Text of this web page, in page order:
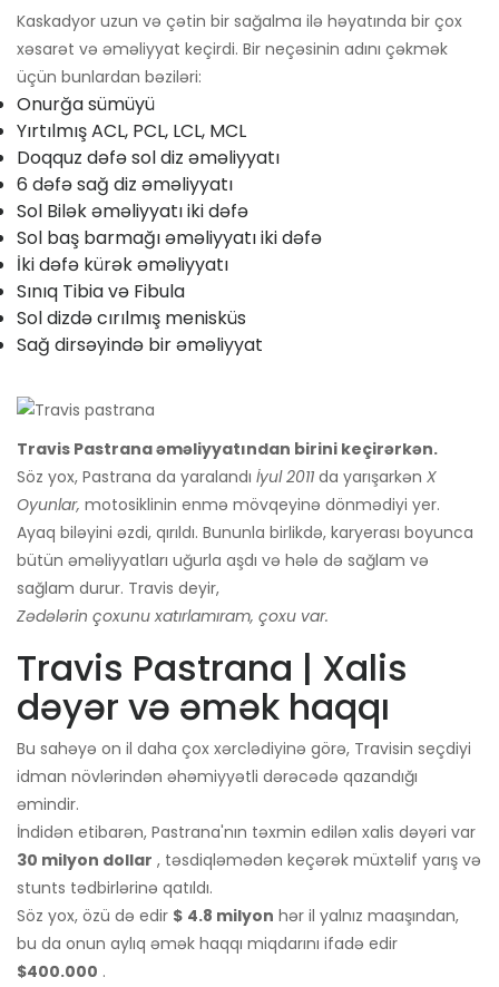
Kaskadyor uzun və çətin bir sağalma ilə həyatında bir çox
xəsarət və əməliyyat keçirdi. Bir neçəsinin adını çəkmək
üçün bunlardan bəziləri:
Onurğa sümüyü
Yırtılmış ACL, PCL, LCL, MCL
Doqquz dəfə sol diz əməliyyatı
6 dəfə sağ diz əməliyyatı
Sol Bilək əməliyyatı iki dəfə
Sol baş barmağı əməliyyatı iki dəfə
İki dəfə kürək əməliyyatı
Sınıq Tibia və Fibula
Sol dizdə cırılmış menisküs
Sağ dirsəyində bir əməliyyat
Travis Pastrana əməliyyatından birini keçirərkən.
Söz yox, Pastrana da yaralandı İyul 2011 da yarışarkən X
Oyunlar, motosiklinin enmə mövqeyinə dönmədiyi yer.
Ayaq biləyini əzdi, qırıldı. Bununla birlikdə, karyerası boyunca
bütün əməliyyatları uğurla aşdı və hələ də sağlam və
sağlam durur. Travis deyir,
Zədələrin çoxunu xatırlamıram, çoxu var.
Travis Pastrana | Xalis
dəyər və əmək haqqı
Bu sahəyə on il daha çox xərclədiyinə görə, Travisin seçdiyi
idman növlərindən əhəmiyyətli dərəcədə qazandığı
əmindir.
İndidən etibarən, Pastrana'nın təxmin edilən xalis dəyəri var
30 milyon dollar , təsdiqləmədən keçərək müxtəlif yarış və
stunts tədbirlərinə qatıldı.
Söz yox, özü də edir $ 4.8 milyon hər il yalnız maaşından,
bu da onun aylıq əmək haqqı miqdarını ifadə edir
$400.000 .